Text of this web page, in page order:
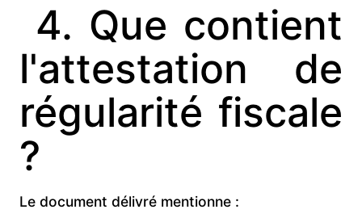
4. Que contient
l'attestation de
régularité fiscale
?
Le document délivré mentionne :